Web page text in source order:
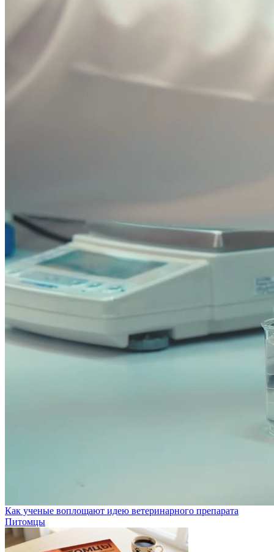
Как ученые воплощают идею ветеринарного препарата
Питомцы